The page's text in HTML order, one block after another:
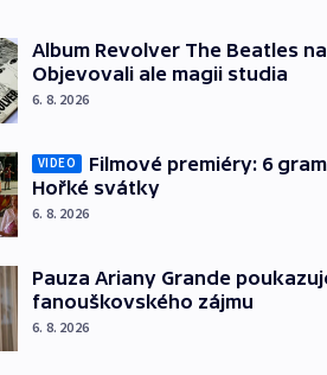
Album Revolver The Beatles
Objevovali ale magii studia
6. 8. 2026
VIDEO
Filmové premiéry: 6
Hořké svátky
6. 8. 2026
Pauza Ariany Grande
fanouškovského zájmu
6. 8. 2026